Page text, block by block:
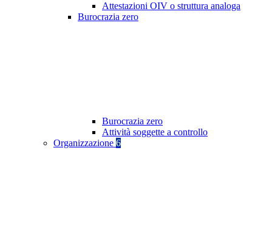
Attestazioni OIV o struttura analoga
Burocrazia zero
Burocrazia zero
Attività soggette a controllo
Organizzazione 6